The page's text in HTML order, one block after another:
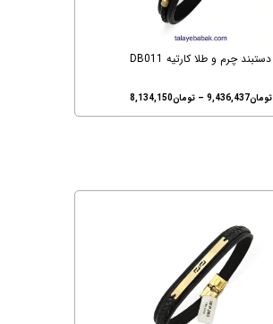
دستبند چرم و طلا کارتیه DB011
تومان9,436,437
– تومان8,134,150